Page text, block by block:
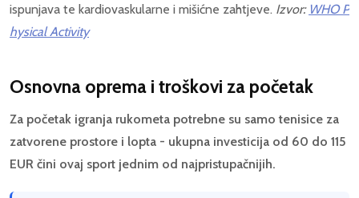
ispunjava te kardiovaskularne i mišićne zahtjeve. Izvor: WHO P
hysical Activity
Osnovna oprema i troškovi za početak
Za početak igranja rukometa potrebne su samo tenisice za
zatvorene prostore i lopta - ukupna investicija od 60 do 115
EUR čini ovaj sport jednim od najpristupačnijih.